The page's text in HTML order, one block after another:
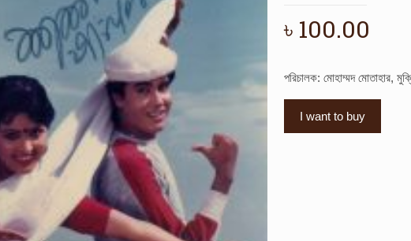
৳ 100.00
পরিচালক: মোহাম্মদ মোতাহার,
I want to buy